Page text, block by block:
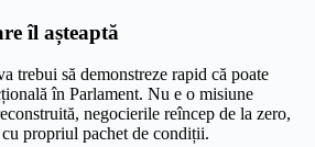
îl așteaptă
trebui să demonstreze rapid că poate
în Parlament. Nu e o misiune
negocierile reîncep de la zero,
propriul pachet de condiții.